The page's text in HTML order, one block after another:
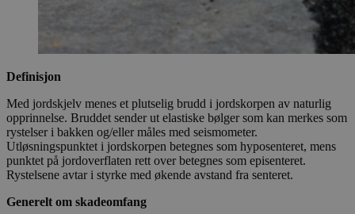
Definisjon
Med jordskjelv menes et plutselig brudd i jordskorpen av naturlig
opprinnelse. Bruddet sender ut elastiske bølger som kan merkes som
rystelser i bakken og/eller måles med seismometer.
Utløsningspunktet i jordskorpen betegnes som hyposenteret, mens
punktet på jordoverflaten rett over betegnes som episenteret.
Rystelsene avtar i styrke med økende avstand fra senteret.
Generelt om skadeomfang